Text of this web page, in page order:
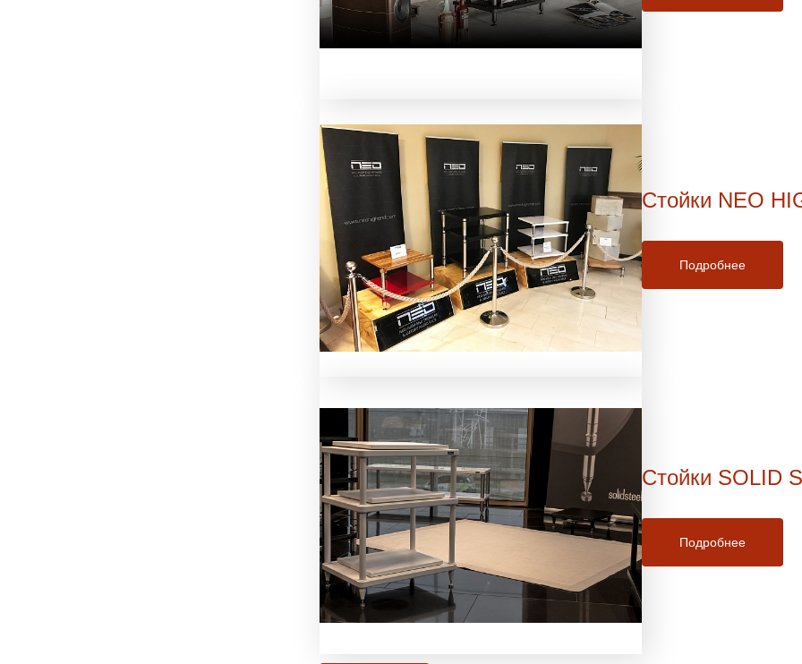
Стойки NEO
Подробнее
Стойки SOLID
Подробнее